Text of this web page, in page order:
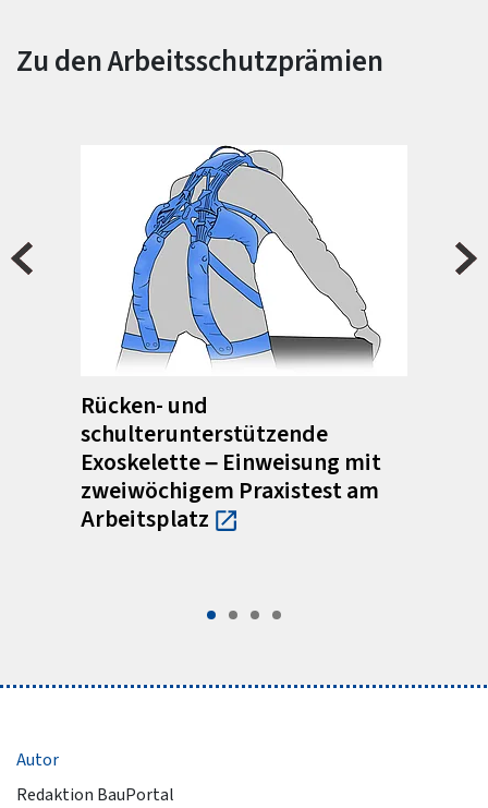
Zu den Arbeitsschutzprämien
Rücken- und
schulterunterstützende
Exoskelette – Einweisung mit
zweiwöchigem Praxistest am
Arbeitsplatz
Autor
Redaktion BauPortal